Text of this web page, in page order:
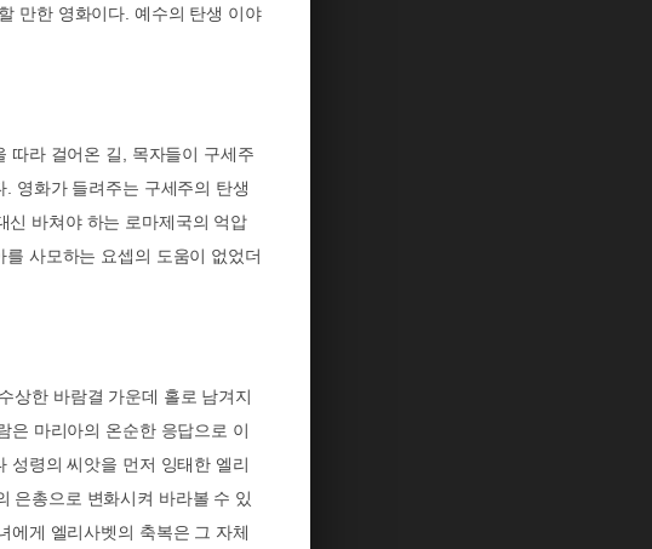
만한 영화이다. 예수의 탄생 이야
따라 걸어온 길, 목자들이 구세주
. 영화가 들려주는 구세주의 탄생
신 바쳐야 하는 로마제국의 억압
를 사모하는 요셉의 도움이 없었더
상한 바람결 가운데 홀로 남겨지
은 마리아의 온순한 응답으로 이
성령의 씨앗을 먼저 잉태한 엘리
은총으로 변화시켜 바라볼 수 있
에게 엘리사벳의 축복은 그 자체